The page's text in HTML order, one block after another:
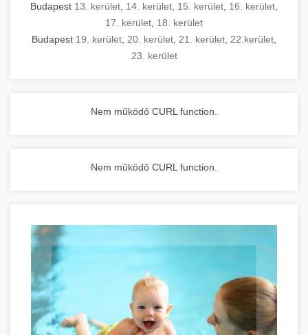
Budapest 13. kerület 14. kerület 15. kerület 16. kerület
17. kerület 18. kerület
Budapest 19. kerület 20. kerület 21. kerület 22.kerület
23. kerület
Nem működő CURL function.
Nem működő CURL function.